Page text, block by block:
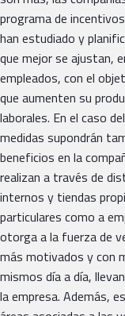
programa de
han estudiado y
que mejor se ajustan,
empleados, con el
que aumenten su
laborales. En el caso
medidas supondrán
beneficios en la
realizan a través de
internos y tiendas
particulares como a
otorga a la fuerza de
más motivados y con
mismos día a día,
la empresa. Además,